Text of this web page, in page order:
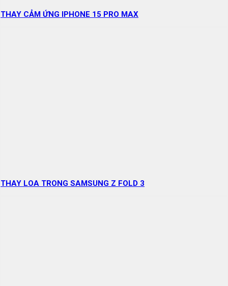
THAY CẢM ỨNG IPHONE 15 PRO MAX
THAY LOA TRONG SAMSUNG Z FOLD 3